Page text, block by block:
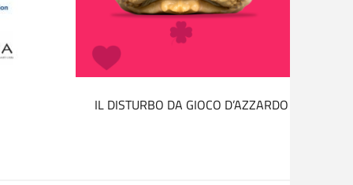
IL DISTURBO DA GIOCO D’AZZARDO NON È